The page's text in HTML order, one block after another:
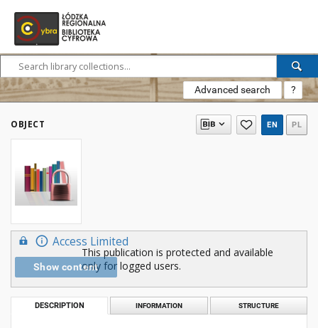
Advanced search ?
OBJECT EN PL
Access Limited
Show content
This publication is protected and available
only for logged users.
DESCRIPTION INFORMATION STRUCTURE